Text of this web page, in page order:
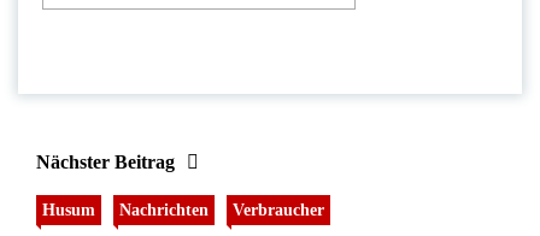
Nächster Beitrag
Husum Nachrichten Verbraucher